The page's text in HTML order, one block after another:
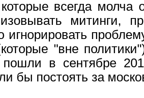
всегда
митинги,
игнорировать
"вне
в сентябре
бы постоять за